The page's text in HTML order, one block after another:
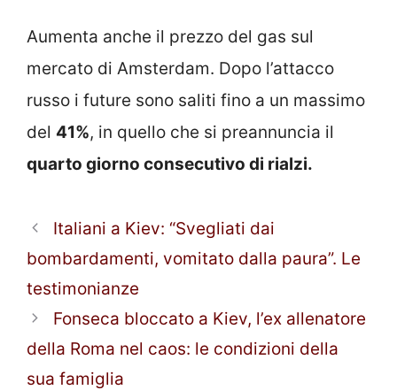
Aumenta anche il prezzo del gas sul
mercato di Amsterdam. Dopo l’attacco
russo i future sono saliti fino a un massimo
del 41%, in quello che si preannuncia il
quarto giorno consecutivo di rialzi.
Italiani a Kiev: “Svegliati dai
bombardamenti, vomitato dalla paura”. Le
testimonianze
Fonseca bloccato a Kiev, l’ex allenatore
della Roma nel caos: le condizioni della
sua famiglia